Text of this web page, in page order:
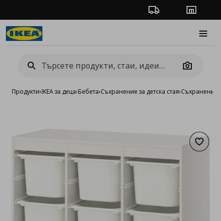
Проследяване на
Camera
Продукти›IKEA за деца›Бебета›Съхранение за детска стая›Съхранение